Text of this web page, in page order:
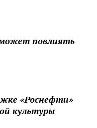
повлиять
«Роснефти»
культуры